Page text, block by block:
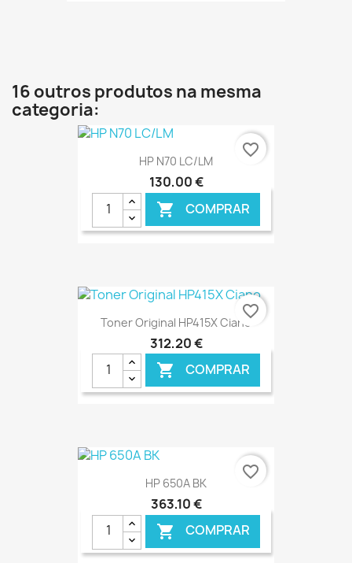
16 outros produtos na mesma
categoria:
HP N70 LC/LM
130,00 €
 COMPRAR
€ ONLINE
favorite_border
Toner Original HP415X Ciano
312,20 €
 COMPRAR
€ ONLINE
favorite_border
HP 650A BK
363,10 €
 COMPRAR
favorite_border